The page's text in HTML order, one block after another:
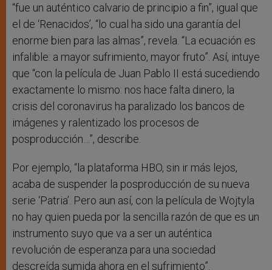
“fue un auténtico calvario de principio a fin”, igual que
el de ‘Renacidos’, “lo cual ha sido una garantía del
enorme bien para las almas”, revela. “La ecuación es
infalible: a mayor sufrimiento, mayor fruto”. Así, intuye
que “con la película de Juan Pablo II está sucediendo
exactamente lo mismo: nos hace falta dinero, la
crisis del coronavirus ha paralizado los bancos de
imágenes y ralentizado los procesos de
posproducción…”, describe.
Por ejemplo, “la plataforma HBO, sin ir más lejos,
acaba de suspender la posproducción de su nueva
serie ‘Patria’. Pero aun así, con la película de Wojtyla
no hay quien pueda por la sencilla razón de que es un
instrumento suyo que va a ser un auténtica
revolución de esperanza para una sociedad
descreída sumida ahora en el sufrimiento”.